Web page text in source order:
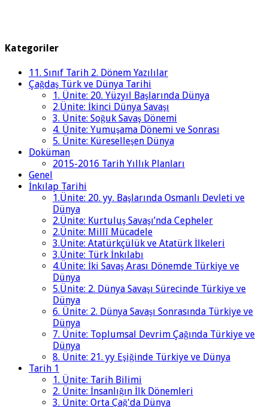
Kategoriler
11. Sınıf Tarih 2. Dönem Yazılılar
Çağdaş Türk ve Dünya Tarihi
1. Ünite: 20. Yüzyıl Başlarında Dünya
2.Ünite: İkinci Dünya Savaşı
3. Ünite: Soğuk Savaş Dönemi
4. Ünite: Yumuşama Dönemi ve Sonrası
5. Ünite: Küreselleşen Dünya
Doküman
2015-2016 Tarih Yıllık Planları
Genel
İnkılap Tarihi
1.Ünite: 20. yy. Başlarında Osmanlı Devleti ve
Dünya
2.Ünite: Kurtuluş Savaşı’nda Cepheler
2.Ünite: Millî Mücadele
3.Ünite: Atatürkçülük ve Atatürk İlkeleri
3.Ünite: Türk İnkılabı
4.Ünite: İki Savaş Arası Dönemde Türkiye ve
Dünya
5.Ünite: 2. Dünya Savaşı Sürecinde Türkiye ve
Dünya
6. Ünite: 2. Dünya Savaşı Sonrasında Türkiye ve
Dünya
7. Ünite: Toplumsal Devrim Çağında Türkiye ve
Dünya
8. Ünite: 21. yy Eşiğinde Türkiye ve Dünya
Tarih 1
1. Ünite: Tarih Bilimi
2. Ünite: İnsanlığın İlk Dönemleri
3. Ünite: Orta Çağ'da Dünya